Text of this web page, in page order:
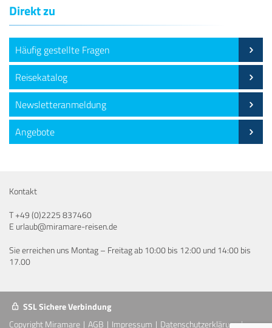
Direkt zu
Häufig gestellte Fragen
Reisekatalog
Newsletteranmeldung
Angebote
Kontakt
T+49 (0)2225 837460
E urlaub@miramare-reisen.de
Sie erreichen uns Montag – Freitag ab 10:00 bis 12:00 und 14:00 bis
17.00
SSL Sichere Verbindung
Copyright Miramare
AGB Impressum Datenschutzerklärung